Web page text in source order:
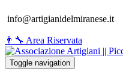
info@artigianidelmiranese.it
👨‍🔧 Area Riservata
Toggle navigation